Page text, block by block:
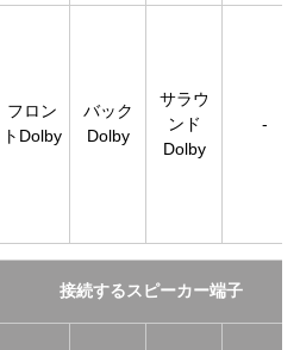
フロン
トDolby
バック
Dolby
サラウ
ンド
Dolby
-
接続するスピーカー端子